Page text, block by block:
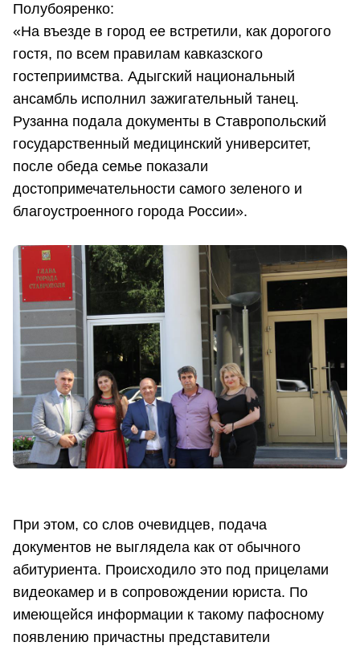
Полубояренко:
«На въезде в город ее встретили, как дорогого
гостя, по всем правилам кавказского
гостеприимства. Адыгский национальный
ансамбль исполнил зажигательный танец.
Рузанна подала документы в Ставропольский
государственный медицинский университет,
после обеда семье показали
достопримечательности самого зеленого и
благоустроенного города России».
При этом, со слов очевидцев, подача
документов не выглядела как от обычного
абитуриента. Происходило это под прицелами
видеокамер и в сопровождении юриста. По
имеющейся информации к такому пафосному
появлению причастны представители